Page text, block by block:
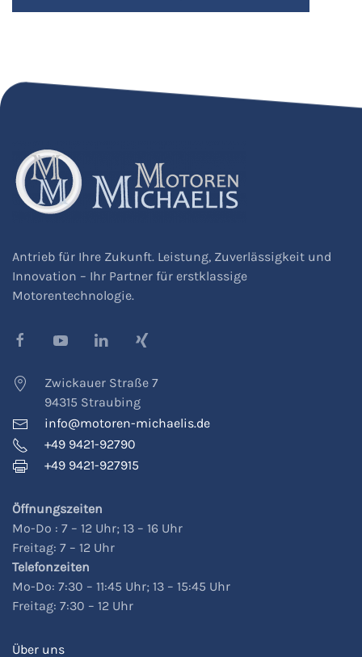
Antrieb für Ihre Zukunft. Leistung, Zuverlässigkeit und
Innovation – Ihr Partner für erstklassige
Motorentechnologie.
Zwickauer Straße 7
94315 Straubing
info@motoren-michaelis.de
+49 9421-92790
+49 9421-927915
Öffnungszeiten
Mo-Do : 7 – 12 Uhr; 13 – 16 Uhr
Freitag: 7 – 12 Uhr
Telefonzeiten
Mo-Do: 7:30 – 11:45 Uhr; 13 – 15:45 Uhr
Freitag: 7:30 – 12 Uhr
Über uns